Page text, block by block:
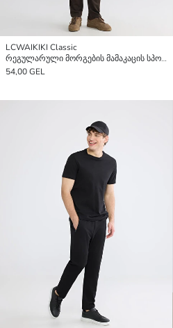
LCWAIKIKI Classic
რეგულარული მორგების მამაკაცის სპორტული შარვალი
54,00 GEL